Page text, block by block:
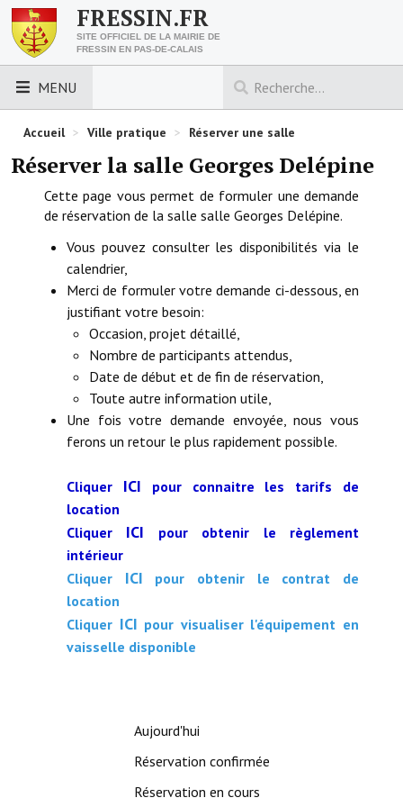
FRESSIN.FR
SITE OFFICIEL DE LA MAIRIE DE
FRESSIN EN PAS-DE-CALAIS
MENU
LES ESSENTIELS
Découvrez Fressin
Venir à Fressin
Urbanisme
Nous contacter
Horaires de la mairie
Les foulées fressinoises
ACCÈS RAPIDE
Démarches administratives
Projets et travaux en cours
Fêtes et manifestations
Numéros d'urgence
Terrains et maisons à vendre
VOTRE MAIRIE
Le personnel municipal
Accueil > Ville pratique > Réserver une salle
Réserver la salle Georges Delépine
Cette page vous permet de formuler une demande
de réservation de la salle salle Georges Delépine.
Vous pouvez consulter les disponibilités via le
calendrier,
Merci de formuler votre demande ci-dessous, en
justifiant votre besoin:
Occasion, projet détaillé,
Nombre de participants attendus,
Date de début et de fin de réservation,
Toute autre information utile,
Une fois votre demande envoyée, nous vous
ferons un retour le plus rapidement possible.
Cliquer ICI pour connaitre les tarifs de
location
Cliquer ICI pour obtenir le règlement
intérieur
Cliquer ICI pour obtenir le contrat de
location
Cliquer ICI pour visualiser l'équipement en
vaisselle disponible
Aujourd'hui
Réservation confirmée
Réservation en cours